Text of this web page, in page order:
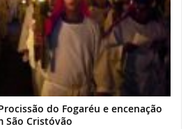
do Fogaréu e encenação
São Cristóvão